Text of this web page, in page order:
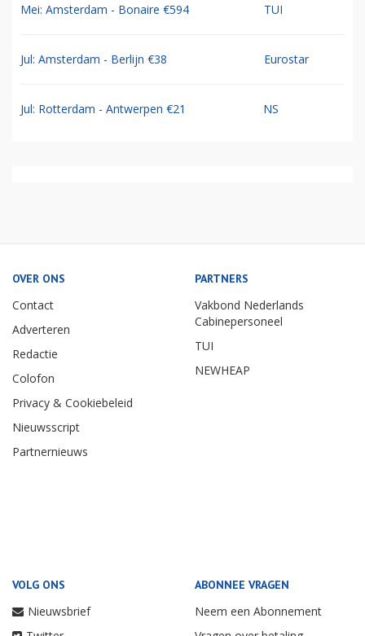
Mei: Amsterdam - Bonaire €594 TUI
Jul: Amsterdam - Berlijn €38 Eurostar
Jul: Rotterdam - Antwerpen €21 NS
OVER ONS
Contact
Adverteren
Redactie
Colofon
Privacy & Cookiebeleid
Nieuwsscript
Partnernieuws
PARTNERS
Vakbond Nederlands
Cabinepersoneel
TUI
NEWHEAP
VOLG ONS
Nieuwsbrief
ABONNEE VRAGEN
Neem een Abonnement